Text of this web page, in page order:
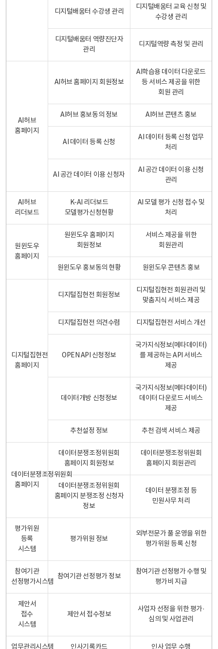
디지털배움터 수강생 관리
디지털배움터 교육 신청 및
수강생 관리
디지털배움터 역량진단자
관리
디지털역량 측정 및 관리
AI허브
홈페이지
AI허브 홈페이지 회원정보
AI학습용 데이터 다운로드
등 서비스 제공을 위한
회원 관리
AI허브 홍보동의 정보 AI허브 콘텐츠 홍보
AI 데이터 등록 신청
AI 데이터 등록 신청 업무
처리
AI 공간 데이터 이용 신청자
AI 공간 데이터 이용 신청
관리
AI허브
리더보드
K-AI 리더보드
모델평가신청현황
AI 모델 평가 신청 접수 및
처리
원윈도우
홈페이지
원윈도우 홈페이지
회원정보
서비스 제공을 위한
회원관리
원윈도우 홍보동의 현황 원윈도우 콘텐츠 홍보
디지털집현전
홈페이지
디지털집현전 회원정보
디지털집현전 회원관리 및
맞춤지식 서비스 제공
디지털집현전 의견수렴 디지털집현전 서비스 개선
OPEN API 신청정보
국가지식정보(메타데이터)
를 제공하는 API 서비스
제공
데이터개방 신청정보
국가지식정보(메타데이터)
데이터 다운로드 서비스
제공
추천설정 정보 추천 검색 서비스 제공
데이터분쟁조정위원회
홈페이지
데이터분쟁조정위원회
홈페이지 회원정보
데이터분쟁조정위원회
홈페이지 회원관리
데이터분쟁조정위원회
홈페이지 분쟁조정 신청자
정보
데이터 분쟁조정 등
민원사무 처리
평가위원
등록
시스템
평가위원 정보
외부전문가 풀 운영을 위한
평가위원 등록 신청
참여기관
선정평가시스템
참여기관 선정평가 정보
참여기관 선정평가 수행 및
평가비 지급
제안서
접수
시스템
제안서 접수정보
사업자 선정을 위한 평가·
심의 및 사업관리
업무관리시스템 인사기록카드 인사 업무 수행